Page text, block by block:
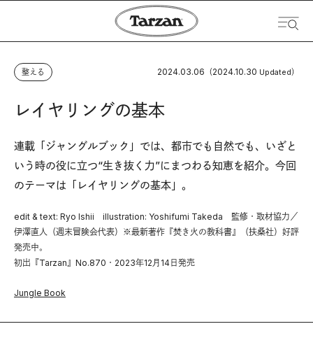
整える 2024.03.06 （2024.10.30 Updated）
レイヤリングの基本
連載「ジャングルブック」では、都市でも自然でも、いざと
いう時の役に立つ“生き抜く力”にまつわる知恵を紹介。今回
のテーマは「レイヤリングの基本」。
edit & text: Ryo Ishii illustration: Yoshifumi Takeda 監修・取材協力／
伊澤直人（週末冒険会代表）※最新著作『焚き火の教科書』（扶桑社）好評
発売中。
初出『Tarzan』No.870・2023年12月14日発売
Jungle Book